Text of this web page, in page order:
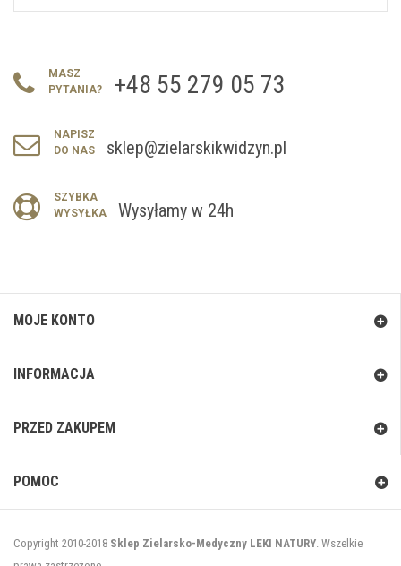
MASZ
PYTANIA?
+48 55 279 05 73
NAPISZ
DO NAS
sklep@zielarskikwidzyn.pl
SZYBKA
WYSYŁKA
Wysyłamy w 24h
MOJE KONTO
INFORMACJA
PRZED ZAKUPEM
POMOC
Copyright 2010-2018 Sklep Zielarsko-Medyczny LEKI NATURY . Wszelkie